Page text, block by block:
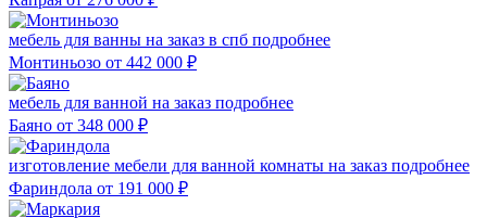
мебель для ванны на заказ в спб подробнее
Монтиньозо от 442 000 ₽
мебель для ванной на заказ подробнее
Баяно от 348 000 ₽
изготовление мебели для ванной комнаты на заказ подробнее
Фариндола от 191 000 ₽